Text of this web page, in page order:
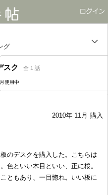
グ
スク 全 1 話
使用中
2010年 11月 購入
のデスクを購入した。こちらは
色といい木目といい、正に桜。
ともあり、一目惚れ。いい板に